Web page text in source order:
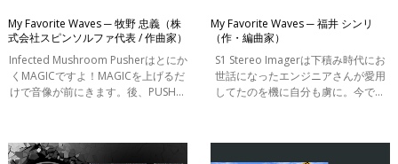
My Favorite Waves ─ 牧野 忠義（株
式会社スピンソルファ代表 / 作曲家）
Infected Mushroom Pusherはとにか
くMAGICですよ！MAGICを上げるだ
けで音像が前にきます。後、PUSHで
ラム。何にでも使ってます。Future
系のボーカ
My Favorite Waves ─ 福井 シンリ
（作・編曲家）
S1 Stereo Imagerは下積み時代にお
世話になったエンジニアさんが愛用
してたのを機に自分も虜に。今では
てます。